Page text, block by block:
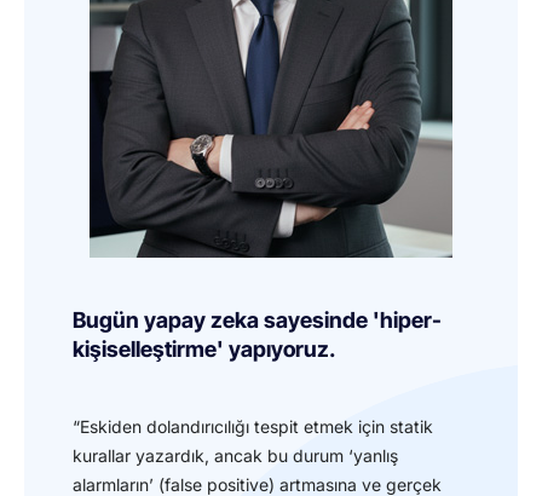
Bugün yapay zeka sayesinde 'hiper-
kişiselleştirme' yapıyoruz.
“Eskiden dolandırıcılığı tespit etmek için statik
kurallar yazardık, ancak bu durum ‘yanlış
alarmların’ (false positive) artmasına ve gerçek